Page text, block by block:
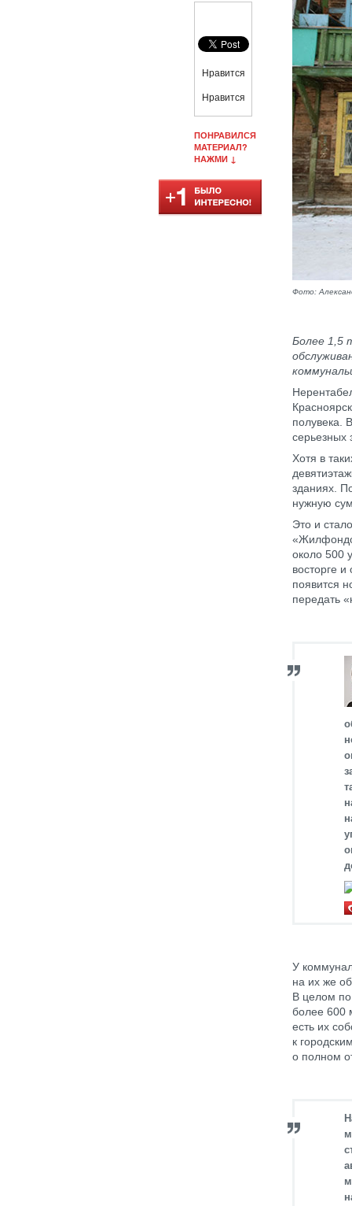
Нравится
Нравится
ПОНРАВИЛСЯ
МАТЕРИАЛ?
НАЖМИ ↓
Фото:
Более 1,5
полувека.
серьезных
Хотя в
зданиях.
нужную
Это и
около 500
восторге
появится
передать
У
на их же
В целом
более 600
есть их
к
о полном